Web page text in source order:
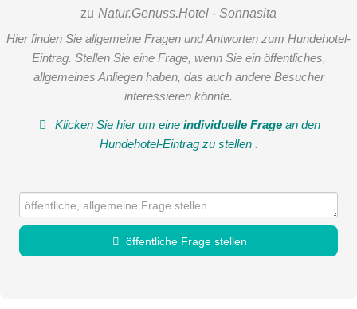
zu Natur.Genuss.Hotel - Sonnasita
Hier finden Sie allgemeine Fragen und Antworten zum Hundehotel-
Eintrag. Stellen Sie eine Frage, wenn Sie ein öffentliches,
allgemeines Anliegen haben, das auch andere Besucher
interessieren könnte.
Klicken Sie hier um eineindividuelle Frage an den
Hundehotel-Eintrag zu stellen .
öffentliche Frage stellen